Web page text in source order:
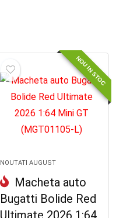
NOU IN STOC
NOUTATI AUGUST
Macheta auto
Bugatti Bolide Red
Ultimate 2026 1:64